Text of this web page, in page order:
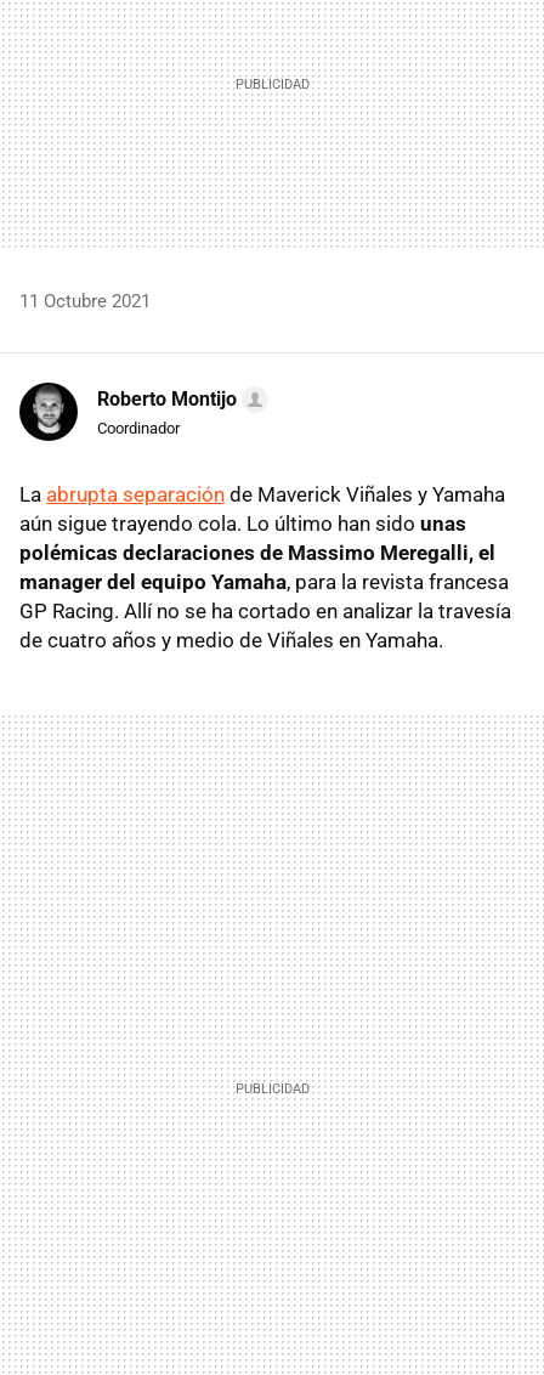
11 Octubre 2021
Roberto Montijo
Coordinador
La abrupta separación de Maverick Viñales y Yamaha
aún sigue trayendo cola. Lo último han sido unas
polémicas declaraciones de Massimo Meregalli, el
manager del equipo Yamaha, para la revista francesa
GP Racing. Allí no se ha cortado en analizar la travesía
de cuatro años y medio de Viñales en Yamaha.